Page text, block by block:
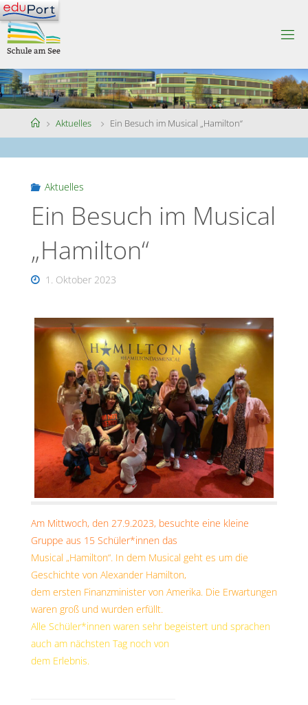
Skip
to
content
CHU
LEA
MS
EE
HomeAktuelles Ein Besuch im Musical „Hamilton“
Aktuelles
Ein Besuch im Musical
„Hamilton“
1. Oktober 2023
Am Mittwoch, den 27.9.2023, besuchte eine kleine
Gruppe aus 15 Schüler*innen das
Musical „Hamilton“. In dem Musical geht es um die
Geschichte von Alexander Hamilton,
dem ersten Finanzminister von Amerika. Die Erwartungen
waren groß und wurden erfüllt.
Alle Schüler*innen waren sehr begeistert und sprachen
auch am nächsten Tag noch von
dem Erlebnis.